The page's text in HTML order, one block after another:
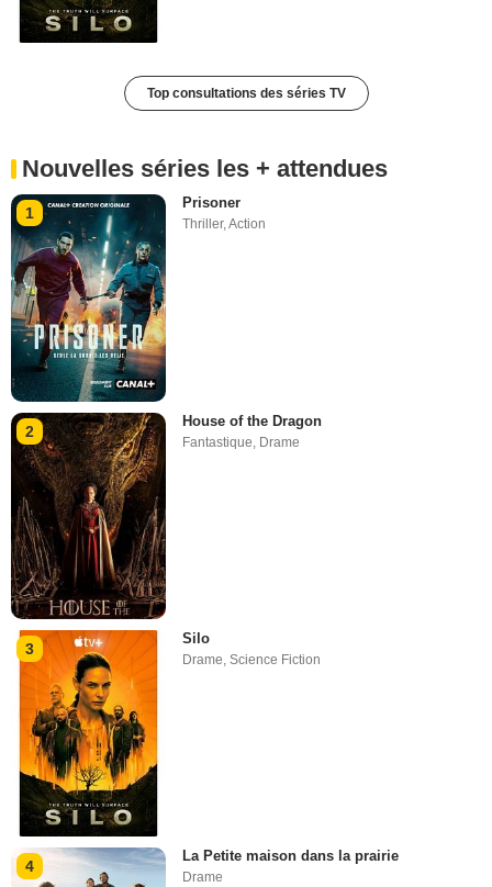
Top consultations des séries TV
Nouvelles séries les + attendues
1
Prisoner
Thriller,Action
2
House of the Dragon
Fantastique Drame
3
Silo
Drame,Science Fiction
4
La Petite maison dans la prairie
Drame